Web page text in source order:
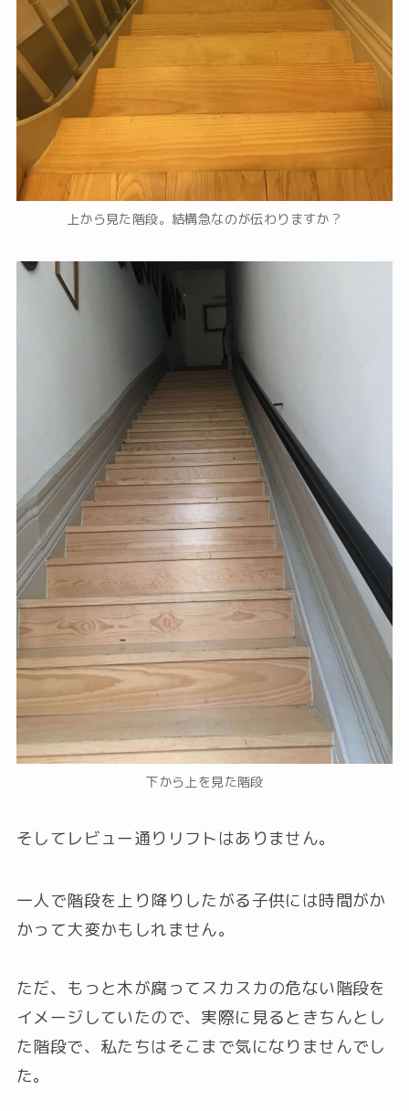
上から見た階段。結構急なのが伝わりますか？
下から上を見た階段
そしてレビュー通りリフトはありません。
一人で階段を上り降りしたがる子供には時間がか
かって大変かもしれません。
ただ、もっと木が腐ってスカスカの危ない階段を
イメージしていたので、実際に見るときちんとし
た階段で、私たちはそこまで気になりませんでし
た。